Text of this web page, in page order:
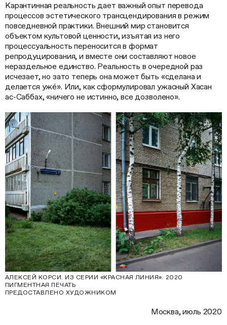
Карантинная реальность дает важный опыт перевода
процессов эстетического трансцендирования в режим
повседневной практики. Внешний мир становится
объектом культовой ценности, изъятая из него
процессуальность переносится в формат
репродуцирования, и вместе они составляют новое
нераздельное единство. Реальность в очередной раз
исчезает, но зато теперь она может быть «сделана и
делается ужé». Или, как сформулировал ужасный Хасан
ас-Саббах, «ничего не истинно, все дозволено».
АЛЕКСЕЙ КОРСИ. ИЗ СЕРИИ «КРАСНАЯ ЛИНИЯ». 2020
ПИГМЕНТНАЯ ПЕЧАТЬ
ПРЕДОСТАВЛЕНО ХУДОЖНИКОМ
Москва, июль 2020